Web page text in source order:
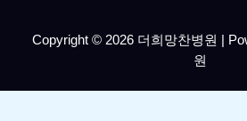
Copyright © 2026 더희망찬병원 |
원